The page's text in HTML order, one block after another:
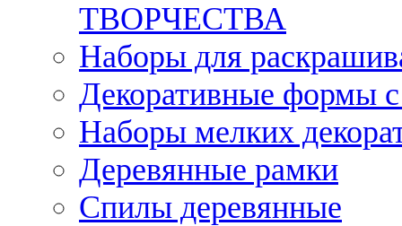
ТВОРЧЕСТВА
Наборы для
Декоративные формы с
Наборы мелких
Деревянные рамки
Спилы деревянные